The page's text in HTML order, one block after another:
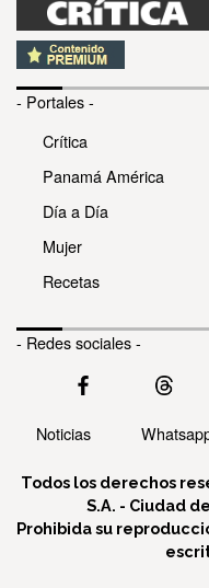
- Portales -
Crítica
Panamá América
Día a Día
Mujer
Recetas
- Redes sociales -
Noticias
Todos los derechos
S.A. - Ciudad
Prohibida su